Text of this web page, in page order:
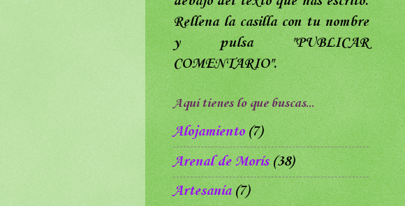
Rellena la casilla con tu nombre
y pulsa"PUBLICAR
COMENTARIO".
Aquí tienes lo que buscas...
Alojamiento (7)
Arenal de Morís (38)
Artesanía (7)